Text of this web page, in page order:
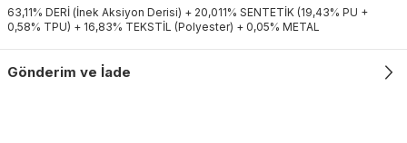
63,11% DERİ (İnek Aksiyon Derisi) + 20,011% SENTETİK (19,43% PU +
0,58% TPU) + 16,83% TEKSTİL (Polyester) + 0,05% METAL
Gönderim ve İade